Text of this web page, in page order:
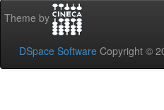
Theme by
DSpace Software Copyright ©